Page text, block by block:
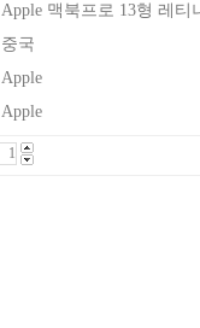
Apple 맥북프로 13형 레티
중국
Apple
Apple